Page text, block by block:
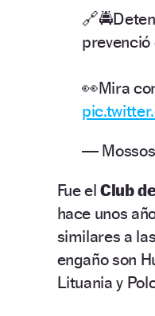
👀Mira
— Mossos
Fue elClub
hace unos
similares a
engaño son
Lituania y